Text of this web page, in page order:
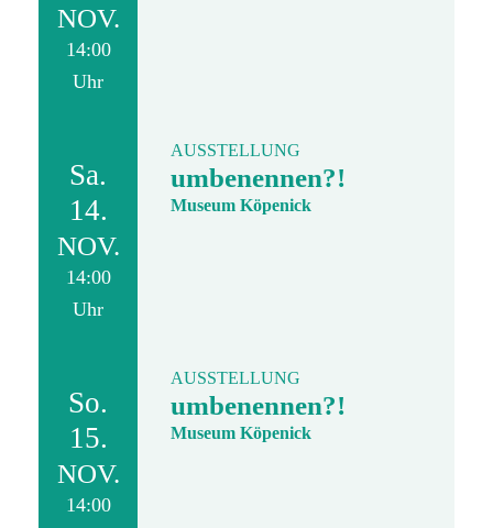
NOV.
14:00
Uhr
Sa.
14.
NOV.
14:00
Uhr
AUSSTELLUNG
umbenennen?!
Museum Köpenick
So.
15.
NOV.
14:00
AUSSTELLUNG
umbenennen?!
Museum Köpenick